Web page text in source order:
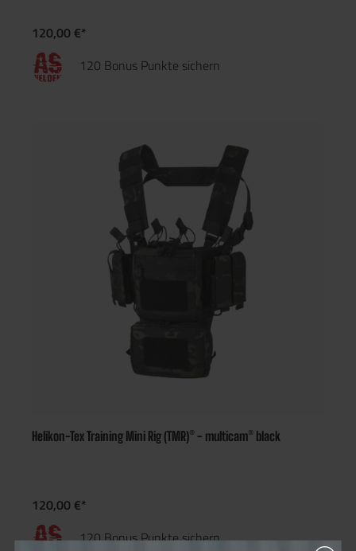
120,00 €*
120 Bonus Punkte sichern
Helikon-Tex Training Mini Rig (TMR)® - multicam® black
120,00 €*
120 Bonus Punkte sichern